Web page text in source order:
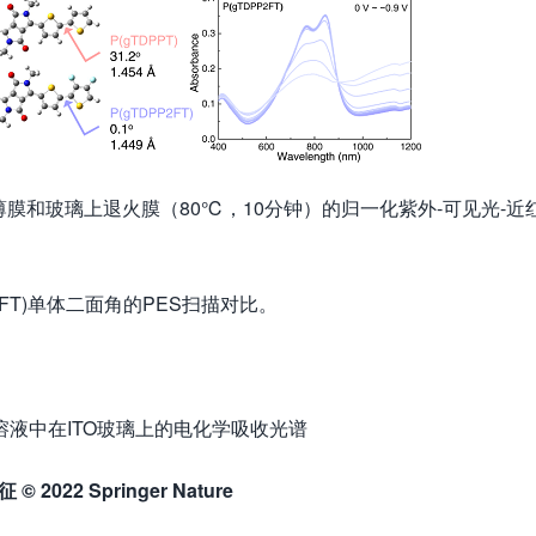
和玻璃上退火膜（80℃，10分钟）的归一化紫外-可见光-近
单体二面角的PES扫描对比。
中在ITO玻璃上的电化学吸收光谱
© 2022 Springer Nature